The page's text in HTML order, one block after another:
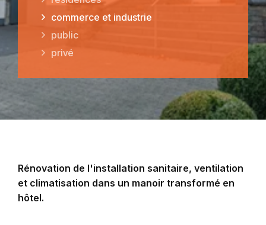
commerce et industrie
public
privé
Rénovation de l'installation sanitaire, ventilation
et climatisation dans un manoir transformé en
hôtel.